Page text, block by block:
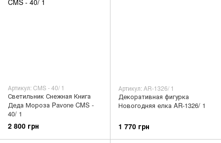
Артикул: CMS - 40/ 1
Светильник Снежная Книга
Деда Мороза Pavone CMS -
40/ 1
2 800 грн
Артикул: AR-1326/ 1
Декоративная фигурка
Новогодняя елка AR-1326/ 1
1 770 грн